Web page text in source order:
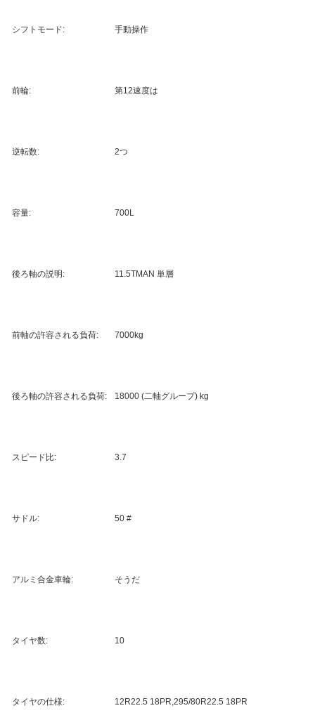
シフトモード: 手動操作
前輪: 第12速度は
逆転数: 2つ
容量: 700L
後ろ軸の説明: 11.5TMAN 単層
前軸の許容される負荷: 7000kg
後ろ軸の許容される負荷: 18000 (二軸グループ) kg
スピード比: 3.7
サドル: 50 #
アルミ合金車輪: そうだ
タイヤ数: 10
タイヤの仕様: 12R22.5 18PR,295/80R22.5 18PR